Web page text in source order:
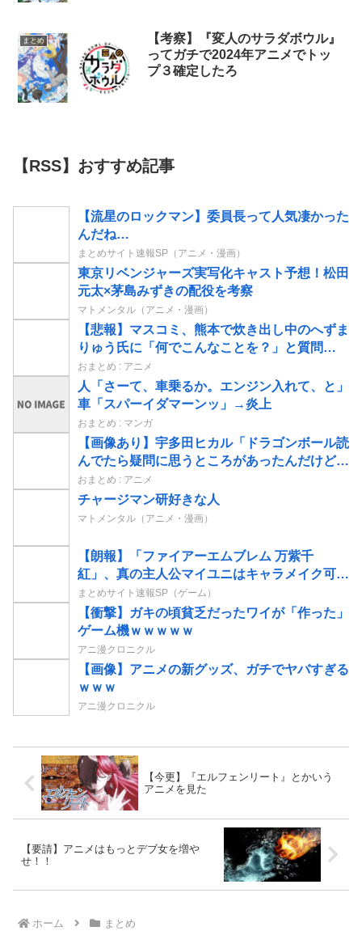
まとめ
【考察】『変人のサラダボウル』
ってガチで2024年アニメでトッ
プ３確定したろ
【RSS】おすすめ記事
【流星のロックマン】委員長って人気凄かった
んだね…
まとめサイト速報SP（アニメ・漫画）
東京リベンジャーズ実写化キャスト予想！松田
元太×茅島みずきの配役を考察
マトメンタル（アニメ・漫画）
【悲報】マスコミ、熊本で炊き出し中のへずま
りゅう氏に「何でこんなことを？」と質問
www
おまとめ : アニメ
人「さーて、車乗るか。エンジン入れて、と」
車「スパーイダマーンッ」→炎上
おまとめ : マンガ
【画像あり】宇多田ヒカル「ドラゴンボール読
んでたら疑問に思うところがあったんだけど」
⇒ｗｗ
おまとめ : アニメ
チャージマン研好きな人
マトメンタル（アニメ・漫画）
【朗報】「ファイアーエムブレム 万紫千
紅」、真の主人公マイユニはキャラメイク可能
ｗｗ
まとめサイト速報SP（ゲーム）
【衝撃】ガキの頃貧乏だったワイが「作った」
ゲーム機ｗｗｗｗｗ
アニ漫クロニクル
【画像】アニメの新グッズ、ガチでヤバすぎる
ｗｗｗ
アニ漫クロニクル
【今更】『エルフェンリート』とかいう
アニメを見た
【要請】アニメはもっとデブ女を増や
せ！！
ホーム まとめ